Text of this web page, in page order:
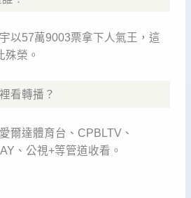
以57萬9003票拿下人氣王，這
殊榮。
看轉播？
爾達體育台、CPBLTV、
、公視+等管道收看。